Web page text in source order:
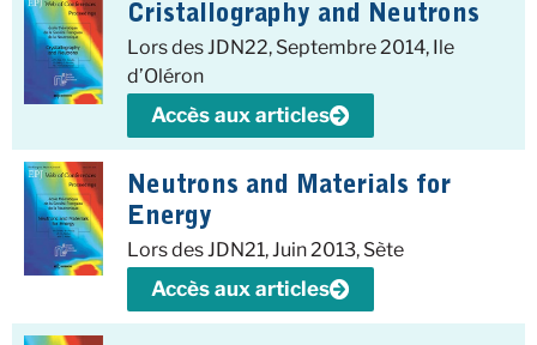
Cristallography and Neutrons
Lors des JDN22, Septembre 2014, Ile
d’Oléron
Accès aux articles
Neutrons and Materials for
Energy
Lors des JDN21, Juin 2013, Sète
Accès aux articles